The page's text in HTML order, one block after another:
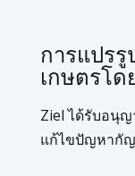
การแปร
เกษตรโ
Ziel ได้รับอนุ
แก้ไขปัญหากัญ